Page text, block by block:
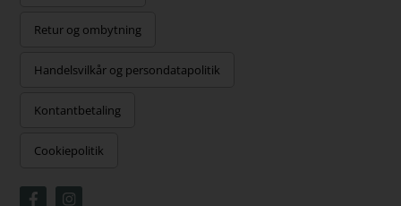
Retur og ombytning
Handelsvilkår og persondatapolitik
Kontantbetaling
Cookiepolitik